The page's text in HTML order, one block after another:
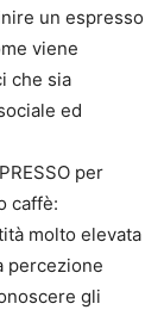
un espresso
viene
che sia
ed
per
caffè:
molto elevata
percezione
gli